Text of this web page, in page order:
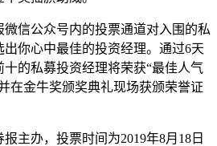
信公众号内的投票通道对入围的私
你心中最佳的投资经理。通过6天
的私募投资经理将荣获“最佳人气
在金牛奖颁奖典礼现场获颁荣誉证
主办，投票时间为2019年8月18日